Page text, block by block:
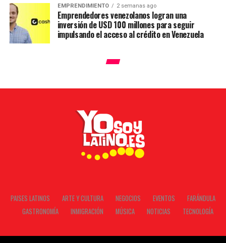
EMPRENDIMIENTO 2 semanas ago
Emprendedores venezolanos logran una
inversión de USD 100 millones para seguir
impulsando el acceso al crédito en Venezuela
PAISES LATINOS ARTE Y CULTURA NEGOCIOS EVENTOS
FARÁNDULA
GASTRONOMÍA
INMIGRACIÓN MÚSICA NOTICIAS TECNOLOGÍA